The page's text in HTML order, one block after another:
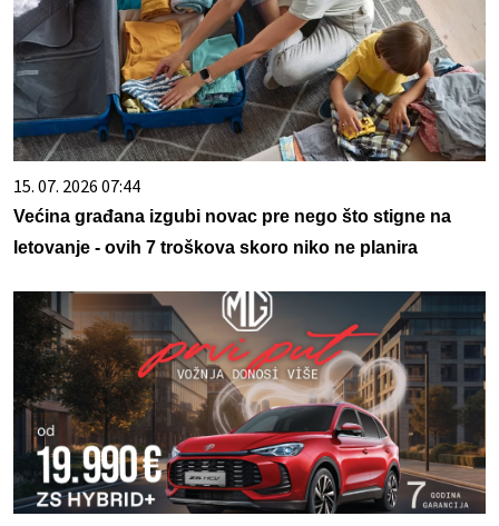
15. 07. 2026 07:44
Većina građana izgubi novac pre nego što stigne na
letovanje - ovih 7 troškova skoro niko ne planira